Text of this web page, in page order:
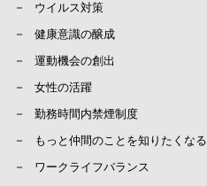
ウイルス対策
健康意識の醸成
運動機会の創出
女性の活躍
勤務時間内禁煙制度
もっと仲間のことを知りたくなる
ワークライフバランス